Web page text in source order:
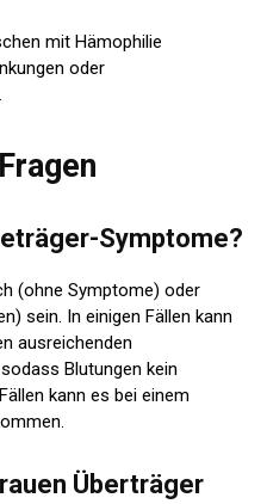
mit Hämophilie
oder
Symptome?
(ohne Symptome) oder
sein. In einigen Fällen kann
ausreichenden
Blutungen kein
kann es bei einem
Überträger